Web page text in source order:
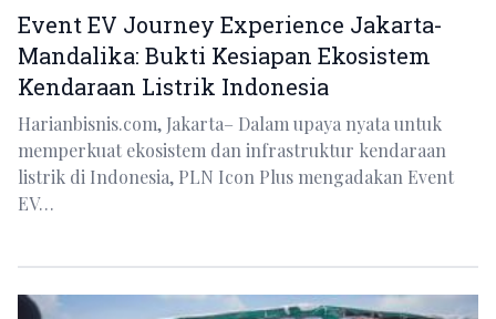
Event EV Journey Experience Jakarta-
Mandalika: Bukti Kesiapan Ekosistem
Kendaraan Listrik Indonesia
Harianbisnis.com, Jakarta– Dalam upaya nyata untuk
memperkuat ekosistem dan infrastruktur kendaraan
listrik di Indonesia, PLN Icon Plus mengadakan Event
EV…